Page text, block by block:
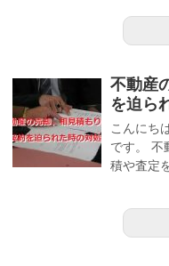
不動産
を迫ら
こんにち
です。 不
積や査定